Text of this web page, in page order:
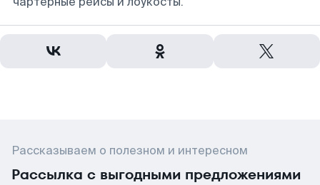
Рассказываем о полезном и интересном
Рассылка с выгодными предложениями